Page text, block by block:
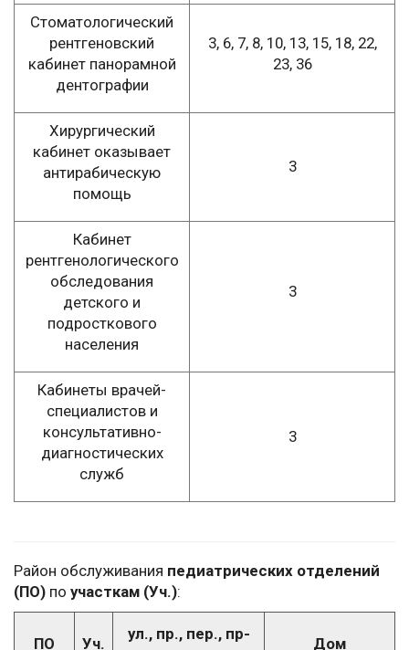
Стоматологический
рентгеновский
кабинет панорамной
дентографии
3, 6, 7, 8, 10, 13, 15, 18, 22,
23, 36
Хирургический
кабинет оказывает
антирабическую
помощь
3
Кабинет
рентгенологического
обследования
детского и
подросткового
населения
3
Кабинеты врачей-
специалистов и
консультативно-
диагностических
служб
3
Район обслуживания педиатрических отделений
(ПО) по участкам (Уч.):
ПО Уч.
ул., пр., пер., пр-
Дом